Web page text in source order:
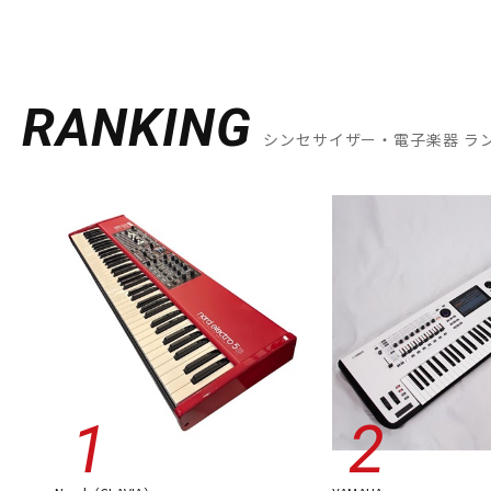
RANKING シンセサイザー・電子楽器 ラ